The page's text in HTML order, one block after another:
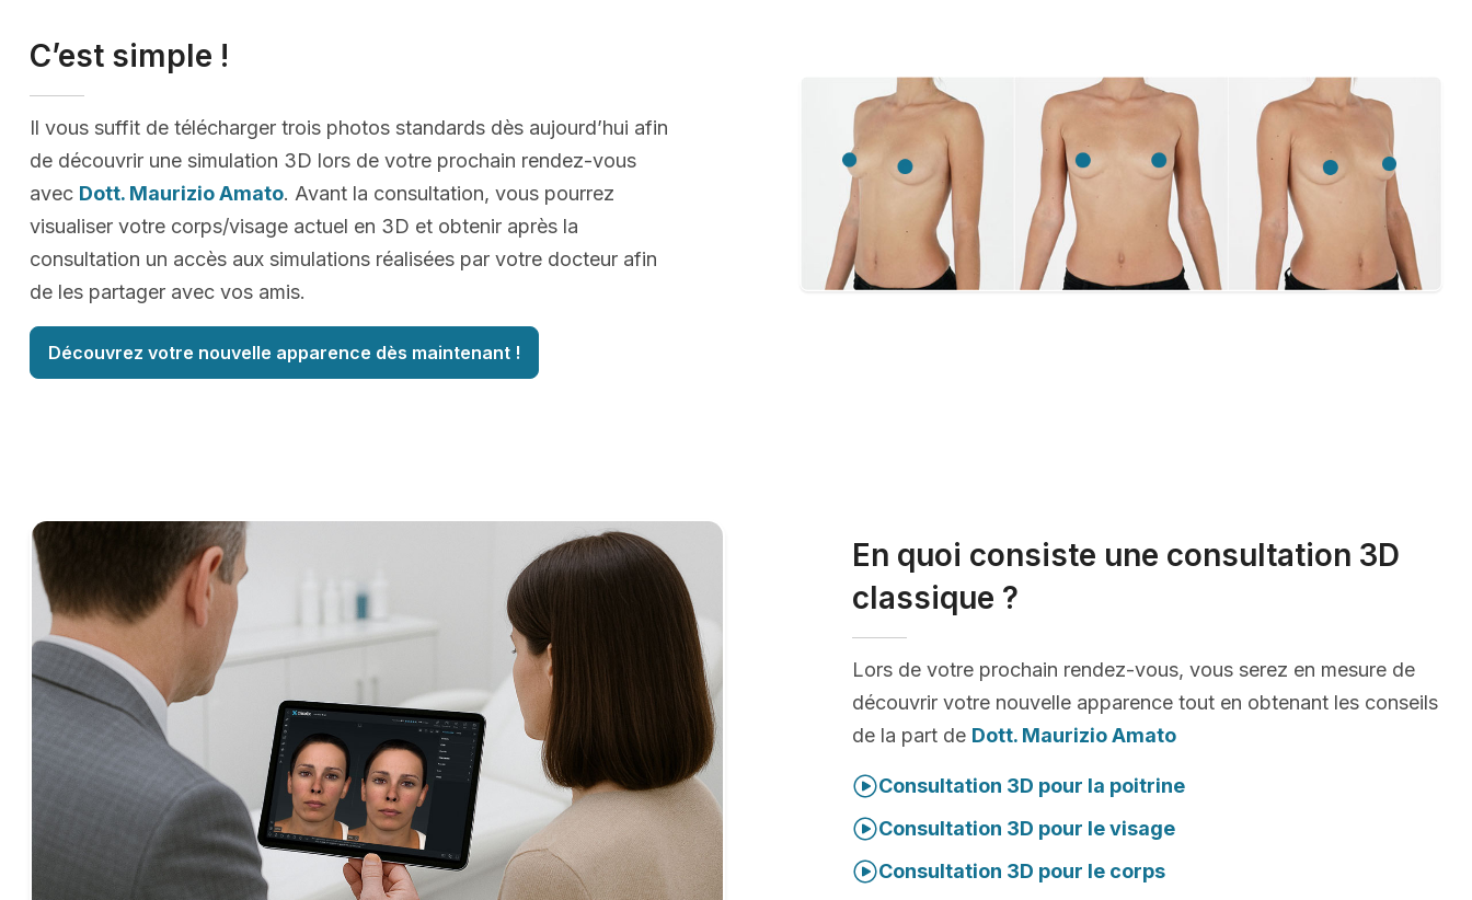
C’est simple !
Il vous suffit de télécharger trois photos standards dès aujourd’hui afin
de découvrir une simulation 3D lors de votre prochain rendez-vous
avec Dott. Maurizio Amato. Avant la consultation, vous pourrez
visualiser votre corps/visage actuel en 3D et obtenir après la
consultation un accès aux simulations réalisées par votre docteur afin
de les partager avec vos amis.
Découvrez votre nouvelle apparence dès maintenant !
En quoi consiste une consultation 3D
classique ?
Lors de votre prochain rendez-vous, vous serez en mesure de
découvrir votre nouvelle apparence tout en obtenant les conseils
de la part de Dott. Maurizio Amato
Consultation 3D pour la poitrine
Consultation 3D pour le visage
Consultation 3D pour le corps